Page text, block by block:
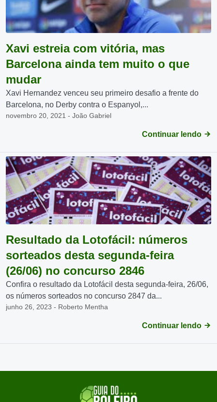
Xavi estreia com vitória, mas
Barcelona ainda tem muito o que
mudar
Xavi Hernandez venceu seu primeiro desafio a frente do
Barcelona, no Derby contra o Espanyol,...
novembro 20, 2021 - João Gabriel
Continuar lendo
Resultado da Lotofácil: números
sorteados desta segunda-feira
(26/06) no concurso 2846
Confira o resultado da Lotofácil desta segunda-feira, 26/06,
os números sorteados no concurso 2847 da...
junho 26, 2023 - Roberto Mentha
Continuar lendo